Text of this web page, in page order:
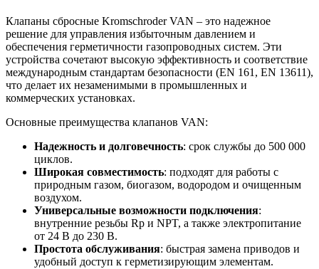
Клапаны сбросные Kromschroder VAN – это надежное
решение для управления избыточным давлением и
обеспечения герметичности газопроводных систем. Эти
устройства сочетают высокую эффективность и соответствие
международным стандартам безопасности (EN 161, EN 13611),
что делает их незаменимыми в промышленных и
коммерческих установках.
Основные преимущества клапанов VAN:
Надежность и долговечность: срок службы до 500 000
циклов.
Широкая совместимость: подходят для работы с
природным газом, биогазом, водородом и очищенным
воздухом.
Универсальные возможности подключения:
внутренние резьбы Rp и NPT, а также электропитание
от 24 В до 230 В.
Простота обслуживания: быстрая замена приводов и
удобный доступ к герметизирующим элементам.